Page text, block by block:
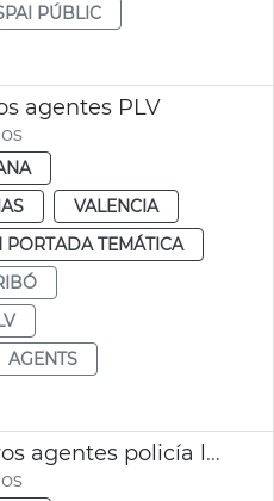
PÚBLIC
agentes PLV
VALENCIA
PORTADA TEMÁTICA
AGENTS
Incorporación nuevos agentes policía local